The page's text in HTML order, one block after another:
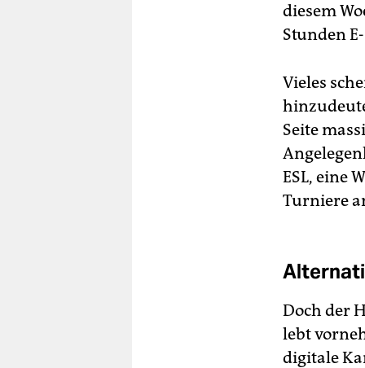
diesem
Stunden
Vieles
Seite
ESL, eine
Turniere
Doch der
lebt
digitale